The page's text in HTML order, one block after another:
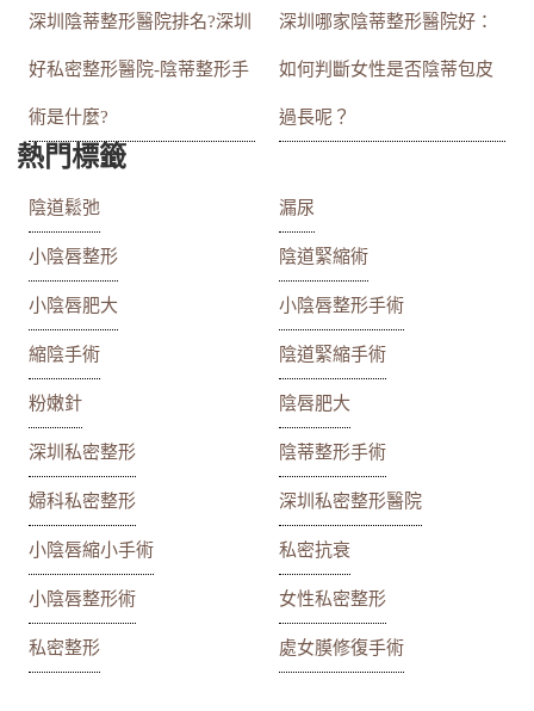
深圳陰蒂整形醫院排名?深圳
好私密整形醫院-陰蒂整形手
術是什麼?
深圳哪家陰蒂整形醫院好：
如何判斷女性是否陰蒂包皮
過長呢？
熱門標籤
陰道鬆弛 漏尿
小陰唇整形 陰道緊縮術
小陰唇肥大 小陰唇整形手術
縮陰手術 陰道緊縮手術
粉嫩針 陰唇肥大
深圳私密整形 陰蒂整形手術
婦科私密整形 深圳私密整形醫院
小陰唇縮小手術 私密抗衰
小陰唇整形術 女性私密整形
私密整形 處女膜修復手術